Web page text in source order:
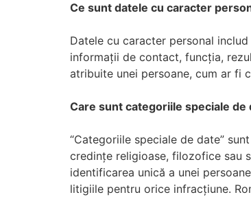
Ce sunt datele cu caracter
Datele cu caracter personal
informații de contact, funcția,
atribuite unei persoane, cum ar fi
Care sunt categoriile speciale de
“Categoriile speciale de date”
credințe religioase, filozofice sau
identificarea unică a unei
litigiile pentru orice infracțiune.